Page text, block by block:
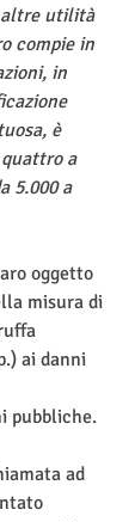
altre utilità
compie in
in
è
a
5.000 a
oggetto
misura di
ai danni
pubbliche.
ad